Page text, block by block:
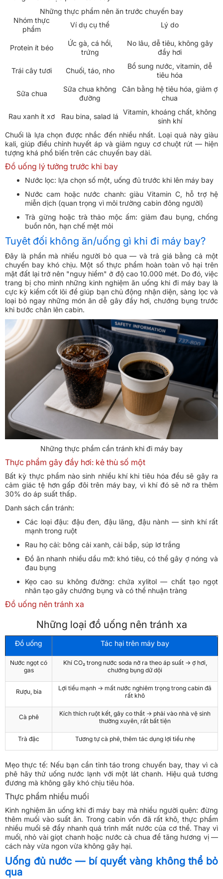
Những thực phẩm nên ăn trước chuyến bay
Nhóm thực
phẩm
Ví dụ cụ thể Lý do
Protein ít béo
Ức gà, cá hồi,
trứng
No lâu, dễ tiêu, không gây
đầy hơi
Trái cây tươi Chuối, táo, nho
Bổ sung nước, vitamin, dễ
tiêu hóa
Sữa chua
Sữa chua không
đường
Cân bằng hệ tiêu hóa, giảm ợ
chua
Rau xanh ít xơ Rau bina, salad lá
Vitamin, khoáng chất, không
sinh khí
Chuối là lựa chọn được nhắc đến nhiều nhất. Loại quả này giàu
kali, giúp điều chỉnh huyết áp và giảm nguy cơ chuột rút — hiện
tượng khá phổ biến trên các chuyến bay dài.
Đồ uống lý tưởng trước khi bay
Nước lọc: lựa chọn số một, uống đủ trước khi lên máy bay
Nước cam hoặc nước chanh: giàu Vitamin C, hỗ trợ hệ
miễn dịch (quan trọng vì môi trường cabin đông người)
Trà gừng hoặc trà thảo mộc ấm: giảm đau bụng, chống
buồn nôn, hạn chế mệt mỏi
Tuyêt đối không ăn/uống gì khi đi máy bay?
Đây là phần mà nhiều người bỏ qua — và trả giá bằng cả một
chuyến bay khó chịu. Một số thực phẩm hoàn toàn vô hại trên
mặt đất lại trở nên "nguy hiểm" ở độ cao 10.000 mét. Do đó, việc
trang bị cho mình những kinh nghiệm ăn uống khi đi máy bay là
cực kỳ kiểm cốt lõi để giúp bạn chủ động nhận diện, sàng lọc và
loại bỏ ngay những món ăn dễ gây đầy hơi, chướng bụng trước
khi bước chân lên cabin.
Những thực phẩm cần tránh khi đi máy bay
Thực phẩm gây đầy hơi: kẻ thù số một
Bất kỳ thực phẩm nào sinh nhiều khí khi tiêu hóa đều sẽ gây ra
cảm giác tệ hơn gấp đôi trên máy bay, vì khí đó sẽ nở ra thêm
30% do áp suất thấp.
Danh sách cần tránh:
Các loại đậu: đậu đen, đậu lăng, đậu nành — sinh khí rất
mạnh trong ruột
Rau họ cải: bông cải xanh, cải bắp, súp lơ trắng
Đồ ăn nhanh nhiều dầu mỡ: khó tiêu, có thể gây ợ nóng và
đau bụng
Kẹo cao su không đường: chứa xylitol — chất tạo ngọt
nhân tạo gây chướng bụng và có thể nhuận tràng
Đồ uống nên tránh xa
Những loại đồ uống nên tránh xa
Đồ uống Tác hại trên máy bay
Nước ngọt có
gas
Khí CO₂ trong nước soda nở ra theo áp suất → ợ hơi,
chướng bụng dữ dội
Rượu, bia
Lợi tiểu mạnh → mất nước nghiêm trọng trong cabin đã
rất khô
Cà phê
Kích thích ruột kết, gây co thắt → phải vào nhà vệ sinh
thường xuyên, rất bất tiện
Trà đặc Tương tự cà phê, thêm tác dụng lợi tiểu nhẹ
Mẹo thực tế: Nếu bạn cần tỉnh táo trong chuyến bay, thay vì cà
phê hãy thử uống nước lạnh với một lát chanh. Hiệu quả tương
đương mà không gây khó chịu tiêu hóa.
Thực phẩm nhiều muối
Kinh nghiệm ăn uống khi đi máy bay mà nhiều người quên: đừng
thêm muối vào suất ăn. Trong cabin vốn đã rất khô, thực phẩm
nhiều muối sẽ đẩy nhanh quá trình mất nước của cơ thể. Thay vì
muối, nhỏ vài giọt chanh hoặc nước cà chua để tăng hương vị —
cách này vừa ngon vừa không gây hại.
Uống đủ nước — bí quyết vàng không thể bỏ
qua